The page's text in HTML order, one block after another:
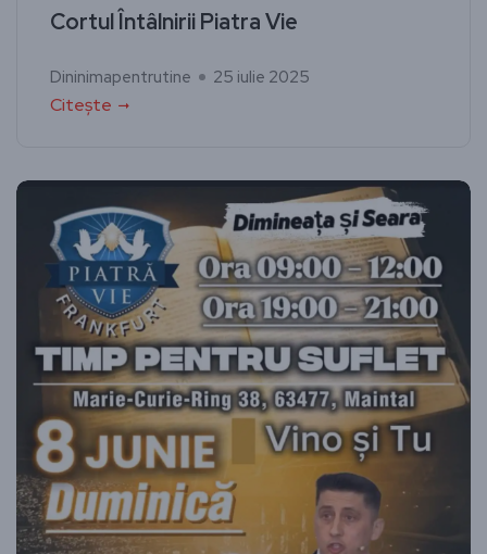
Cortul Întâlnirii Piatra Vie
Dininimapentrutine 25 iulie 2025
Citește